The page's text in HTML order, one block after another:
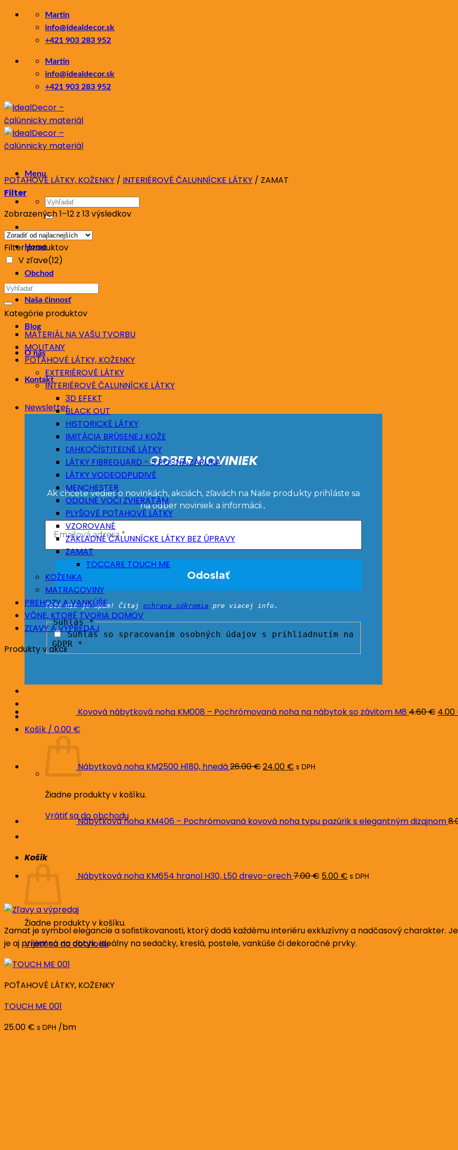
Skip
content
Martin
info@idealdecor.sk
+421 903 283 952
Martin
info@idealdecor.sk
+421 903 283 952
Menu
Hľadať:
Home
Obchod
Naša činnosť
Blog
O nás
Kontakt
Newsletter
ODBER NOVINIEK
Ak chcete vedieť o novinkách, akciách, zľavách na Naše produkty prihláste sa
na odber noviniek a informácii .
Toto nie je spam! Čítaj ochrana súkromia pre viacej info.
Suhlas*
Súhlas so spracovaním osobných údajov s prihliadnutím na
GDPR *
Košík / 0.00 €
Žiadne produkty v košíku.
Vrátiť sa do obchodu
Košík
Žiadne produkty v košíku.
Vrátiť sa do obchodu
POŤAHOVÉ LÁTKY, KOŽENKY / INTERIÉROVÉ ČALUNNÍCKE LÁTKY / ZAMAT
Filter
Zobrazených 1–12 z 13 výsledkovZoradené
Filter produktov
V zľave(12)
Hľadať:
Kategórie produktov
MATERIÁL NA VAŠU TVORBU
MOLITANY
POŤAHOVÉ LÁTKY, KOŽENKY
EXTERIÉROVÉ LÁTKY
INTERIÉROVÉ ČALUNNÍCKE LÁTKY
3D EFEKT
BLACK OUT
HISTORICKÉ LÁTKY
IMITÁCIA BRÚSENEJ KOŽE
ĽAHKOČÍSTITEĽNÉ LÁTKY
LÁTKY FIBREGUARD - 5 ROČNÁ ZÁRUKA
LÁTKY VODEODPUDIVÉ
MENCHESTER
ODOLNÉ VOČI ZVIERATÁM
PLYŠOVÉ POŤAHOVÉ LÁTKY
VZOROVANÉ
ZÁKLADNÉ ČALUNNÍCKE LÁTKY BEZ ÚPRAVY
ZAMAT
TOCCARE TOUCH ME
KOŽENKA
MATRACOVINY
PREHOZY A VANKÚŠE
VÔNE, KTORÉ TVORIA DOMOV
ZĽAVY A VÝPREDAJ
Produkty v akcii
Kovová nábytková noha KM008 – Pochrómovaná noha na nábytok so závitom M84.60€ 4.60
4.00
Nábytková noha KM2500 H180, hnedá26.00€26.00 €.
24.00 € 24.00 €.
s DPH
Nábytková noha KM406 – Pochrómovaná kovová noha typu pazúrik s elegantným dizajnom
Nábytková noha KM654 hranol H30, L50 drevo-orech7.00€ 7.00 €.
5.00 € 5.00 €.
s DPH
Zamat je symbol elegancie a sofistikovanosti, ktorý dodá každému interiéru exkluzívny a nadčasový charakter.
je aj príjemná na dotyk. Ideálny na sedačky, kreslá, postele, vankúše či dekoračné prvky.
POŤAHOVÉ LÁTKY, KOŽENKY
TOUCH ME 001
25.00 € s DPH /bm